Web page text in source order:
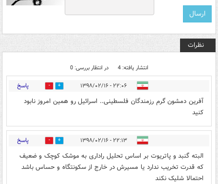
نظرات
انتشار یافته: 4 در انتظار بررسی: 0
۲۲:۰۶ - ۱۳۹۸/۰۲/۱۶ 37 پاسخ
آفرین دمشون گرم رزمندگان فلسطینی.. اسرائیل رو همین امروز نابود
کنید
۲۲:۱۳ - ۱۳۹۸/۰۲/۱۶ 6 پاسخ
البته گنبد و پاتریوت بر اساس تحلیل راداری به موشک کوچک و ضعیف
که قدرت تخریب ندارد یا مسیرش در خارج از سکونتگاه و حساس باشد
احتمالا شلیک نکند